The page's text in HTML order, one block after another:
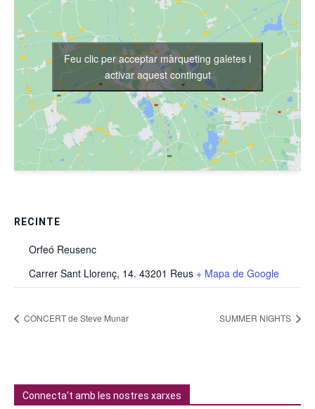
RECINTE
Orfeó Reusenc
Carrer Sant Llorenç, 14. 43201 Reus + Mapa de Google
Feu clic per acceptar màrqueting galetes i
activar aquest contingut
CONCERT de Steve Munar SUMMER NIGHTS
Connecta't amb les nostres xarxes